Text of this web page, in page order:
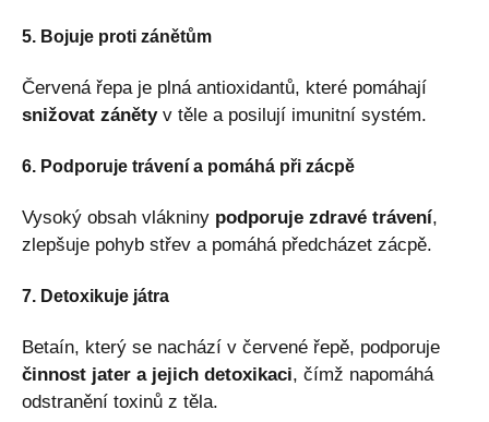
5. Bojuje proti zánětům
Červená řepa je plná antioxidantů, které pomáhají
snižovat zánětyv těle a posilují imunitní systém.
6. Podporuje trávení a pomáhá při zácpě
Vysoký obsah vlákniny podporuje zdravé trávení,
zlepšuje pohyb střev a pomáhá předcházet zácpě.
7. Detoxikuje játra
Betaín, který se nachází v červené řepě, podporuje
činnost jater a jejich detoxikaci, čímž napomáhá
odstranění toxinů z těla.